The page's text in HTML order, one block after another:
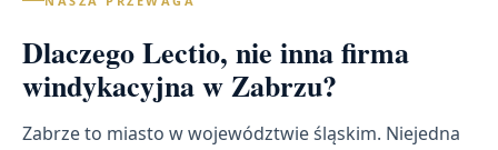
Dlaczego Lectio, nie inna firma
windykacyjna w Zabrzu?
Zabrze to miasto w województwie śląskim. Niejedna